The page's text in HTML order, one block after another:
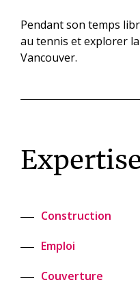
Pendant son temps
au tennis et explorer
Vancouver.
Expertise
Construction
Emploi
Couverture